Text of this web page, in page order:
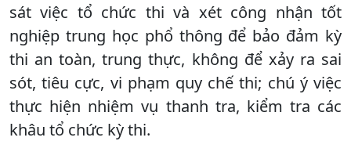
sát việc tổ chức thi và xét công nhận tốt
nghiệp trung học phổ thông để bảo đảm kỳ
thi an toàn, trung thực, không để xảy ra sai
sót, tiêu cực, vi phạm quy chế thi; chú ý việc
thực hiện nhiệm vụ thanh tra, kiểm tra các
khâu tổ chức kỳ thi.